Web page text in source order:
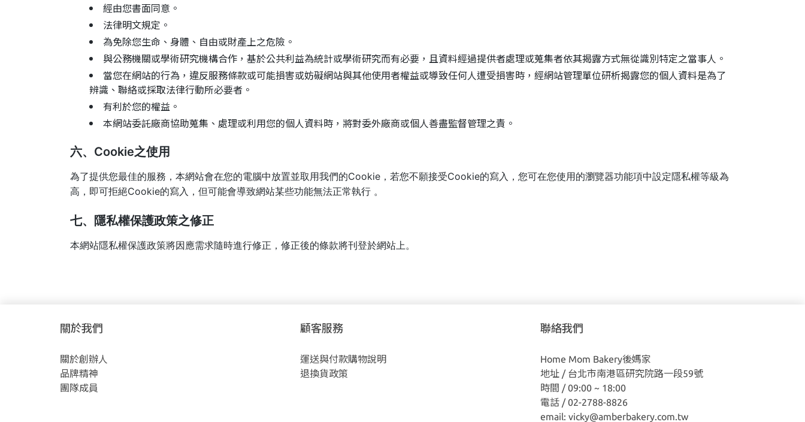
經由您書面同意。
法律明文規定。
為免除您生命、身體、自由或財產上之危險。
與公務機關或學術研究機構合作，基於公共利益為統計或學術研究而有必要，且資料經過提供者處理或蒐集者依其揭露方式無從識別特定之當事人。
當您在網站的行為，違反服務條款或可能損害或妨礙網站與其他使用者權益或導致任何人遭受損害時，經網站管理單位研析揭露您的個人資料是為了
辨識、聯絡或採取法律行動所必要者。
有利於您的權益。
本網站委託廠商協助蒐集、處理或利用您的個人資料時，將對委外廠商或個人善盡監督管理之責。
六、Cookie之使用
為了提供您最佳的服務，本網站會在您的電腦中放置並取用我們的Cookie，若您不願接受Cookie的寫入，您可在您使用的瀏覽器功能項中設定隱私權等級為
高，即可拒絕Cookie的寫入，但可能會導致網站某些功能無法正常執行 。
七、隱私權保護政策之修正
本網站隱私權保護政策將因應需求隨時進行修正，修正後的條款將刊登於網站上。
關於我們
關於創辦人
品牌精神
團隊成員
顧客服務
運送與付款購物說明
退換貨政策
聯絡我們
Home Mom Bakery後媽家
地址 / 台北市南港區研究院路一段59號
時間 / 09:00 ~ 18:00
電話 / 02-2788-8826
email: vicky@amberbakery.com.tw